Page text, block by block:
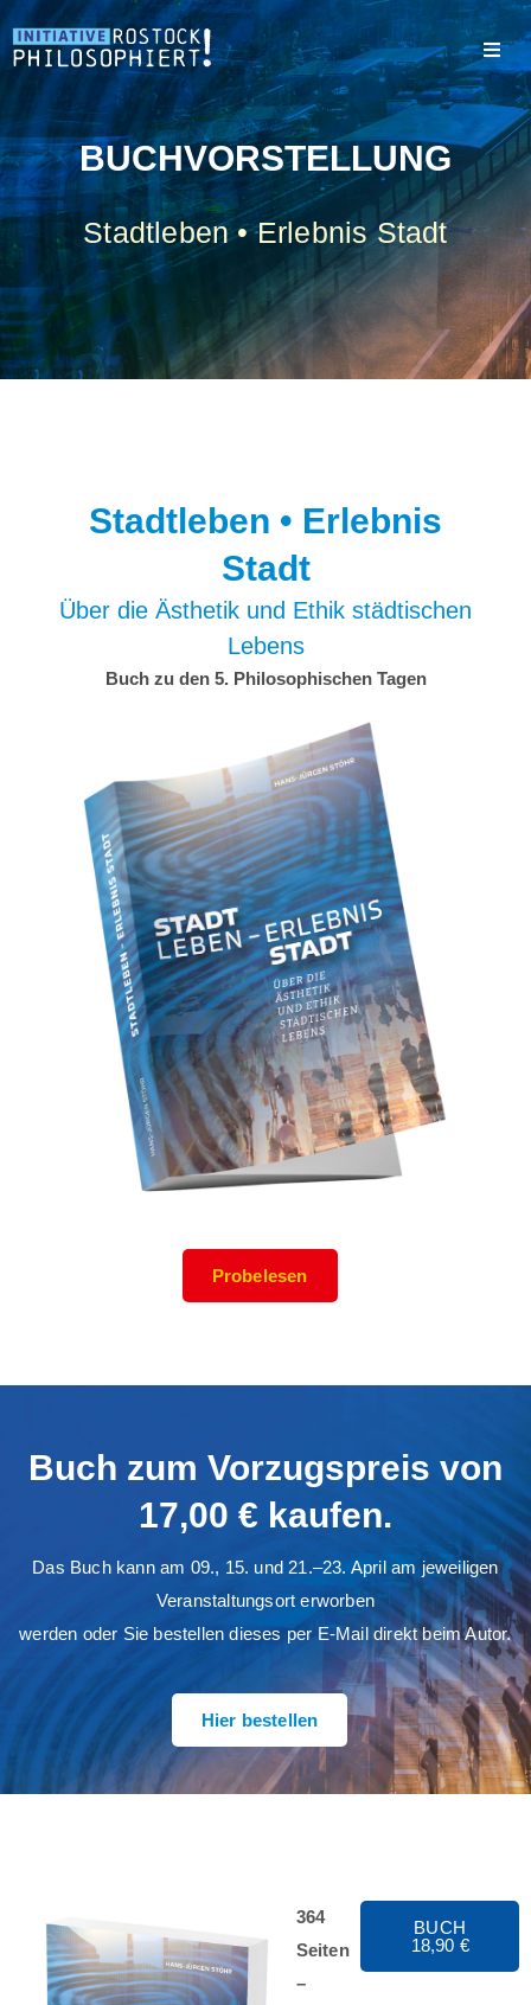
BUCHVORSTELLUNG
Stadtleben • Erlebnis Stadt
Stadtleben • Erlebnis
Stadt
Über die Ästhetik und Ethik städtischen
Lebens
Buch zu den 5. Philosophischen Tagen
Probelesen
Buch zum Vorzugspreis von
17,00 € kaufen.
Das Buch kann am 09., 15. und 21.–23. April am jeweiligen
Veranstaltungsort erworben
werden oder Sie bestellen dieses per E-Mail direkt beim Autor.
Hier bestellen
364
Seiten
–
BUCH
18,90 €